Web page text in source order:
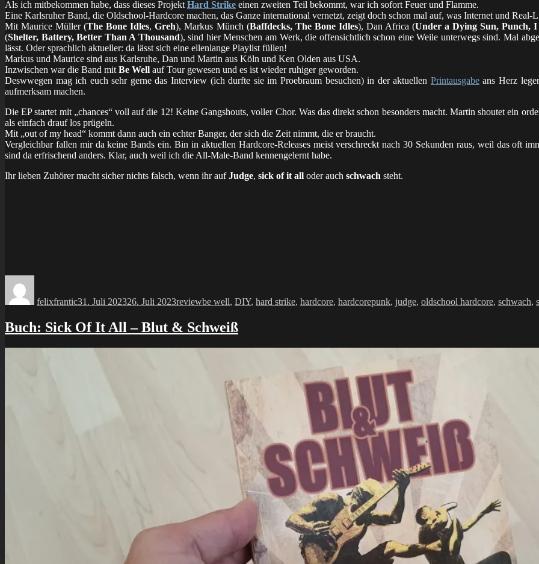
Als ich mitbekommen habe, dass dieses Projekt Hard Strike einen zweiten Teil bekommt, war ich sofort Feuer und Flamme.
Eine Karlsruher Band, die Oldschool-Hardcore machen, das Ganze international vernetzt, zeigt doch schon mal auf, was Internet und
Mit Maurice Müller (The Bone Idles,Greh), Markus Münch (Baffdecks, The Bone Idles), Dan Africa (Under a Dying Sun, Punch, I
(Shelter, Battery, Better Than A Thousand), sind hier Menschen am Werk, die offensichtlich schon eine Weile unterwegs sind. Mal
lässt. Oder sprachlich aktueller: da lässt sich eine ellenlange Playlist füllen!
Markus und Maurice sind aus Karlsruhe, Dan und Martin aus Köln und Ken Olden aus USA.
Inzwischen war die Band mit Be Well auf Tour gewesen und es ist wieder ruhiger geworden.
Deswwegen mag ich euch sehr gerne das Interview (ich durfte sie im Proebraum besuchen) in der aktuellen Printausgabeans Herz
aufmerksam machen.
Die EP startet mit „chances“ voll auf die 12! Keine Gangshouts, voller Chor. Was das direkt schon besonders macht. Martin shoutet ein
als einfach drauf los prügeln.
Mit „out of my head“ kommt dann auch ein echter Banger, der sich die Zeit nimmt, die er braucht.
Vergleichbar fallen mir da keine Bands ein. Bin in aktuellen Hardcore-Releases meist verschreckt nach 30 Sekunden raus, weil das oft
sind da erfrischend anders. Klar, auch weil ich die All-Male-Band kennengelernt habe.
Ihr lieben Zuhörer macht sicher nichts falsch, wenn ihr aufJudge, sick of it all oder auch schwach steht.
felixfrantic31. Juli 202326. Juli 2023reviewbe well, DIY, hard strike, hardcore, hardcorepunk, judge, oldschool hardcore, schwach,
Buch: Sick Of It All – Blut & Schweiß